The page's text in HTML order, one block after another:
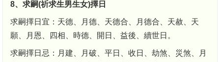
8、求嗣(祈求生男生女)擇日
求嗣擇日宜：天德、月德、天德合、月德合、天赦、天
願、月恩、四相、時德、開日、益後、續世日。
求嗣擇日忌：月建、月破、平日、收日、劫煞、災煞、月